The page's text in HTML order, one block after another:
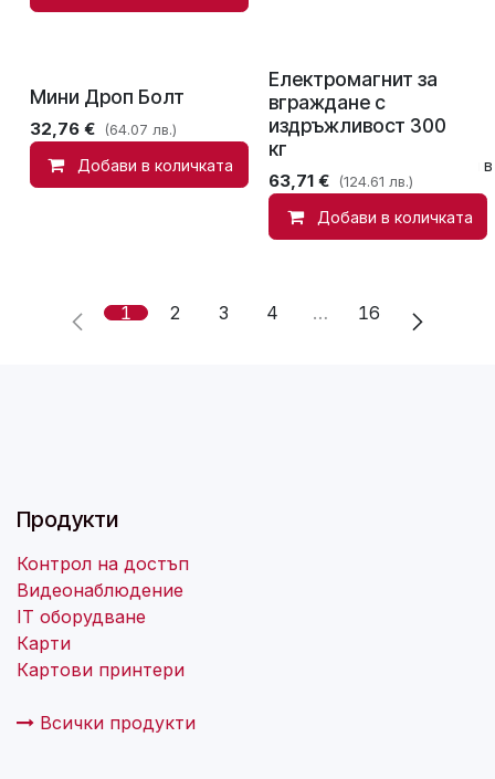
Мини Дроп Болт
32,76€ (64.07 лв.)
Добави в количката Добави
Електромагнит за
вграждане с
издръжливост 300
кг
63,71 € (124.61 лв.)
Добави в количката
1 2 3 4 … 16
Продукти
Контрол на достъп
Видеонаблюдение
IT оборудване
Карти
Картови принтери
Всички продукти